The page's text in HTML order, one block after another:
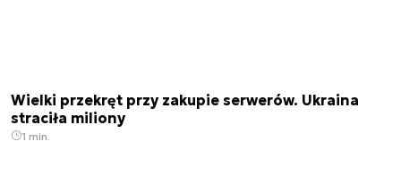
Wielki przekręt przy zakupie serwerów. Ukraina
straciła miliony
1 min.